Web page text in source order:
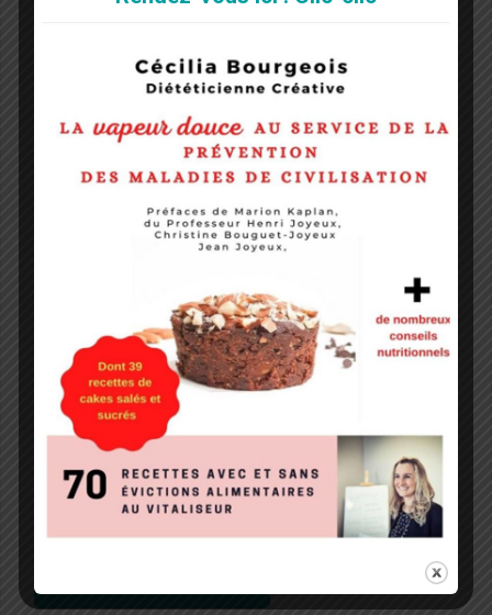
obligatoires sont indiqués avec *
Site web
Notify me of followup comments via e-mail. You can